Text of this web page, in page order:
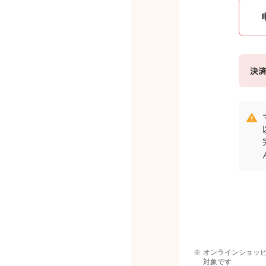
オンラインショッ
対象です